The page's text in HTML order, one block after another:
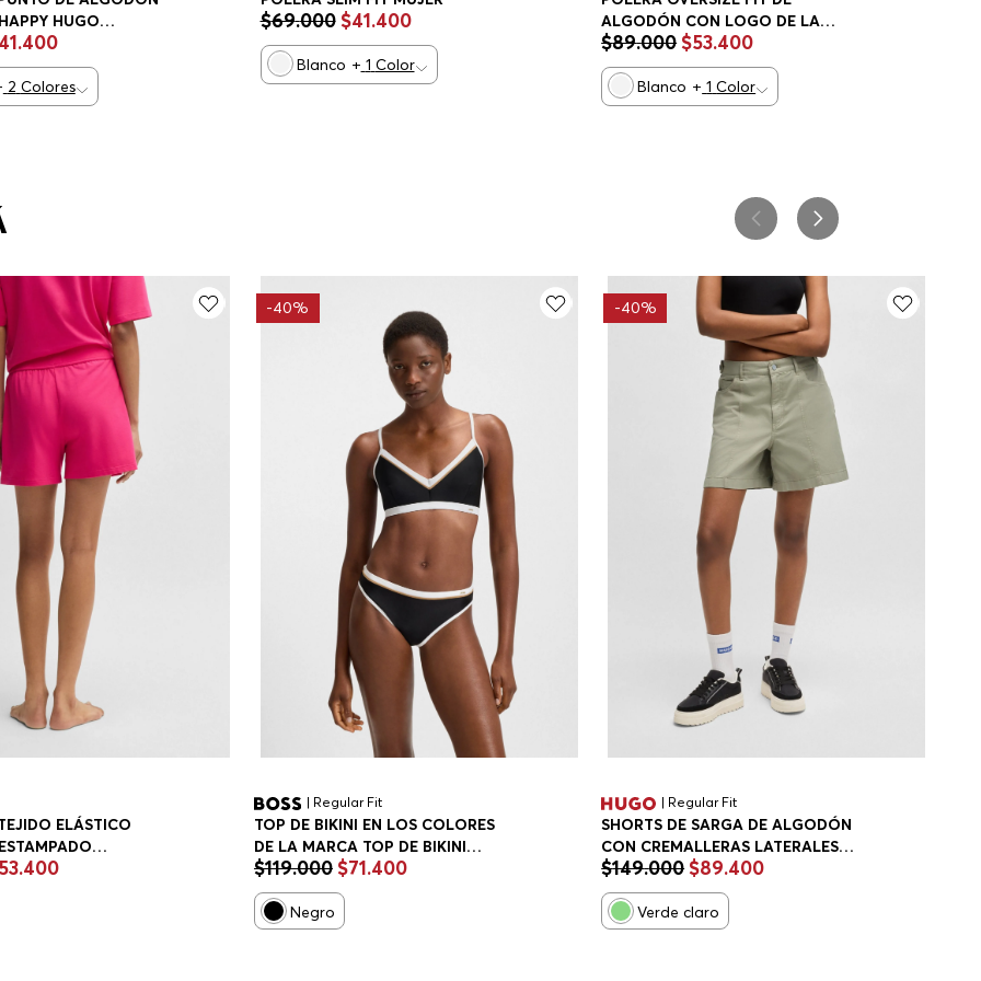
HUGO
FIT MUJER
.400
2 Colores
$69.000 $41.400
Blanco + 1 Color
ALGODÓN CON LOGO DE LA
NUEVA TEMPORADA PLAYERA
OVERSIZE FIT MUJER
$89.000 $53.400
Blanco + 1 Color
ELÁSTICO
MUJER
.400
-40%
| Regular Fit
TOP DE BIKINI EN LOS COLORES
DE LA MARCA TOP DE BIKINI
REGULAR FIT MUJER
$119.000 $71.400
Negro
-40%
| Regular Fit
SHORTS DE SARGA DE ALGODÓN
CON CREMALLERAS LATERALES
SHORTS REGULAR FIT MUJER
$149.000 $89.400
Verde claro